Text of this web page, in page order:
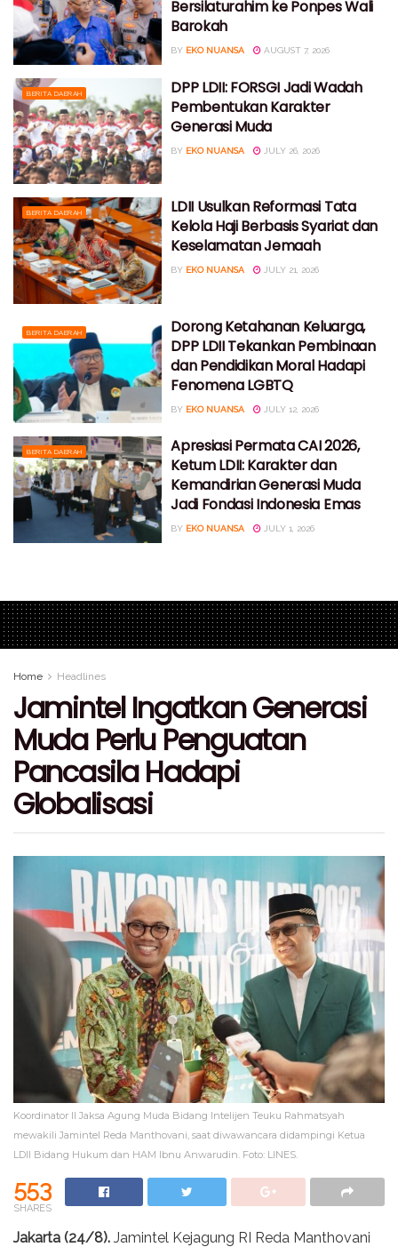
Bersilaturahim ke Ponpes Wali
Barokah
BY EKO NUANSA AUGUST 7, 2026
BERITA DAERAH
DPP LDII: FORSGI Jadi Wadah
Pembentukan Karakter
Generasi Muda
BY EKO NUANSA JULY 26, 2026
BERITA DAERAH
LDII Usulkan Reformasi Tata
Kelola Haji Berbasis Syariat dan
Keselamatan Jemaah
BY EKO NUANSA JULY 21, 2026
BERITA DAERAH
Dorong Ketahanan Keluarga,
DPP LDII Tekankan Pembinaan
dan Pendidikan Moral Hadapi
Fenomena LGBTQ
BY EKO NUANSA JULY 12, 2026
BERITA DAERAH
Apresiasi Permata CAI 2026,
Ketum LDII: Karakter dan
Kemandirian Generasi Muda
Jadi Fondasi Indonesia Emas
BY EKO NUANSA JULY 1, 2026
Home Headlines
Jamintel Ingatkan Generasi
Muda Perlu Penguatan
Pancasila Hadapi
Globalisasi
Koordinator II Jaksa Agung Muda Bidang Intelijen Teuku Rahmatsyah
mewakili Jamintel Reda Manthovani, saat diwawancara didampingi Ketua
LDII Bidang Hukum dan HAM Ibnu Anwarudin. Foto: LINES.
553
SHARES
Jakarta (24/8). Jamintel Kejagung RI Reda Manthovani